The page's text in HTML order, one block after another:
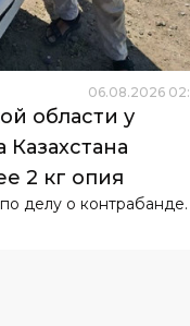
06.08.2026 02:
области у
2 кг опия
делу о контрабанде.